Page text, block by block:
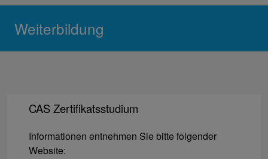
Weiterbildung
CAS Zertifikatsstudium
Informationen entnehmen Sie bitte folgender
Website: